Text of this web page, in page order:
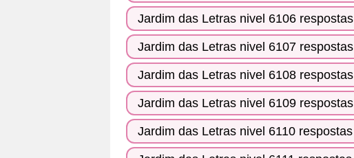
Jardim das Letras nivel 6106 respostas
Jardim das Letras nivel 6107 respostas
Jardim das Letras nivel 6108 respostas
Jardim das Letras nivel 6109 respostas
Jardim das Letras nivel 6110 respostas